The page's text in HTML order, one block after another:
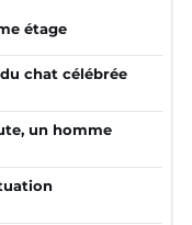
étage
chat célébrée
un homme